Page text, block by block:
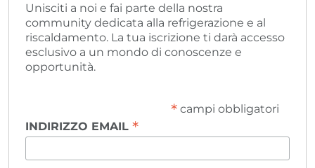
Unisciti a noi e fai parte della nostra
community dedicata alla refrigerazione e al
riscaldamento. La tua iscrizione ti darà accesso
esclusivo a un mondo di conoscenze e
opportunità.
*campi obbligatori
INDIRIZZO EMAIL *